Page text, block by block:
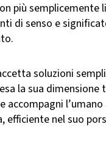
più semplicemente
di senso e
soluzioni
la sua dimensione
efficiente nel suo